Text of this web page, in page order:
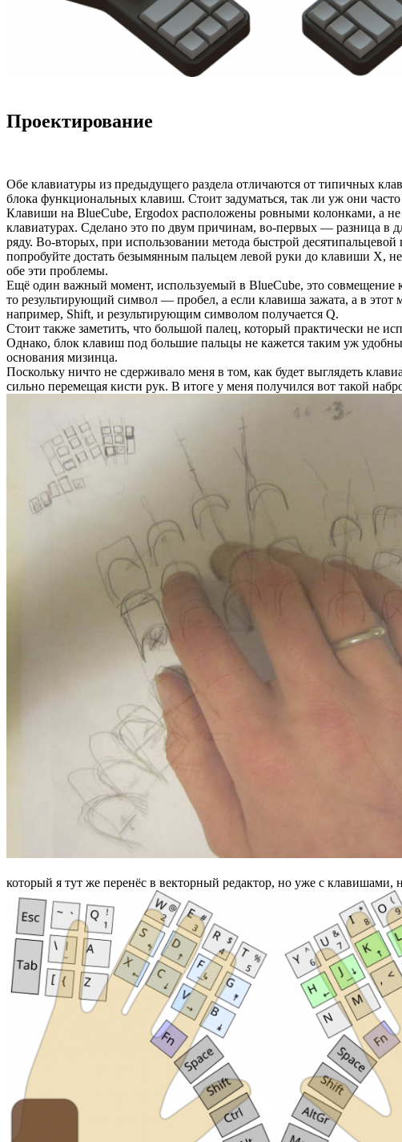
Проектирование
Обе клавиатуры из предыдущего раздела отличаются от типичных
блока функциональных клавиш. Стоит задуматься, так ли уж они
Клавиши на BlueCube, Ergodox расположены ровными колонками, а
клавиатурах. Сделано это по двум причинам, во-первых — разница в
ряду. Во-вторых, при использовании метода быстрой
попробуйте достать безымянным пальцем левой руки до клавиши X,
обе эти проблемы.
Ещё один важный момент, используемый в BlueCube, это
то результирующий символ — пробел, а если клавиша зажата, а в
например, Shift, и результирующим символом получается Q.
Стоит также заметить, что большой палец, который практически не
Однако, блок клавиш под большие пальцы не кажется таким уж
основания мизинца.
Поскольку ничто не сдерживало меня в том, как будет выглядеть
сильно перемещая кисти рук. В итоге у меня получился вот такой
который я тут же перенёс в векторный редактор, но уже с